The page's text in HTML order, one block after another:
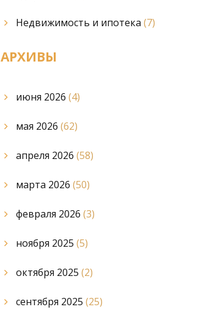
Недвижимость и ипотека (7)
АРХИВЫ
июня 2026 (4)
мая 2026 (62)
апреля 2026 (58)
марта 2026 (50)
февраля 2026 (3)
ноября 2025 (5)
октября 2025 (2)
сентября 2025 (25)